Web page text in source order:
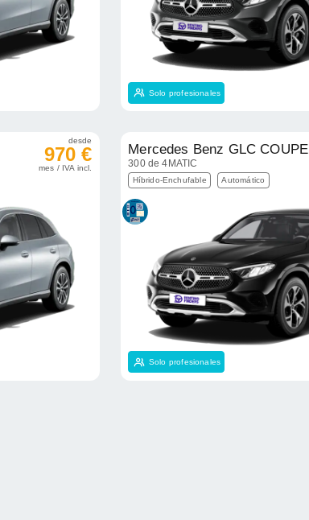
Solo profesionales
desde
970 €
mes / IVA incl.
Mercedes Benz GLC COUPE
300 de 4MATIC
Híbrido-Enchufable Automático
Solo profesionales